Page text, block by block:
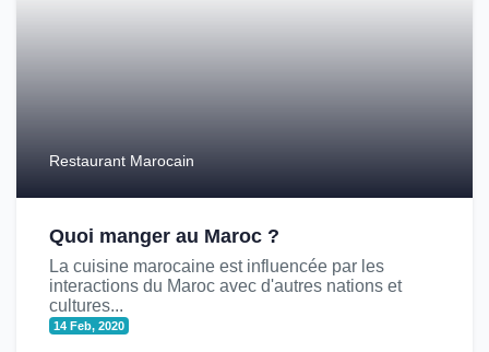
Restaurant Marocain
Quoi manger au Maroc ?
La cuisine marocaine est influencée par les
interactions du Maroc avec d'autres nations et
cultures...
14 Feb, 2020